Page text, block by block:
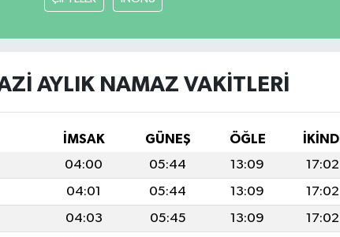
AYLIK NAMAZ VAKITLERI
İMSAK GÜNEŞ ÖĞLE İKINDI
04:00 05:44 13:09 17:02
04:01 05:44 13:09 17:02
04:03 05:45 13:09 17:02